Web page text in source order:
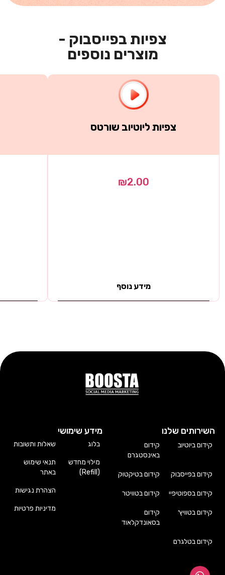
צפיות בפייסבוק -
מוצרים נוספים
צפיות ליוטיוב שורטס
₪2.00
מידע נוסף
השירותים שלנו
קידום ביוטיוב
קידום
באינסטגרם
קידום בפייסבוק קידום בטיקטוק
קידום בספוטיפיי קידום בטוויטר
קידום בטוויץ׳
קידום
בסאונדקלאוד
קידום בטלגרם
מידע שימושי
בלוג
מילוי מחדש
(Refill)
שאלות ותשובות
תנאי שימוש
באתר
הצהרת נגישות
מדיניות פרטיות